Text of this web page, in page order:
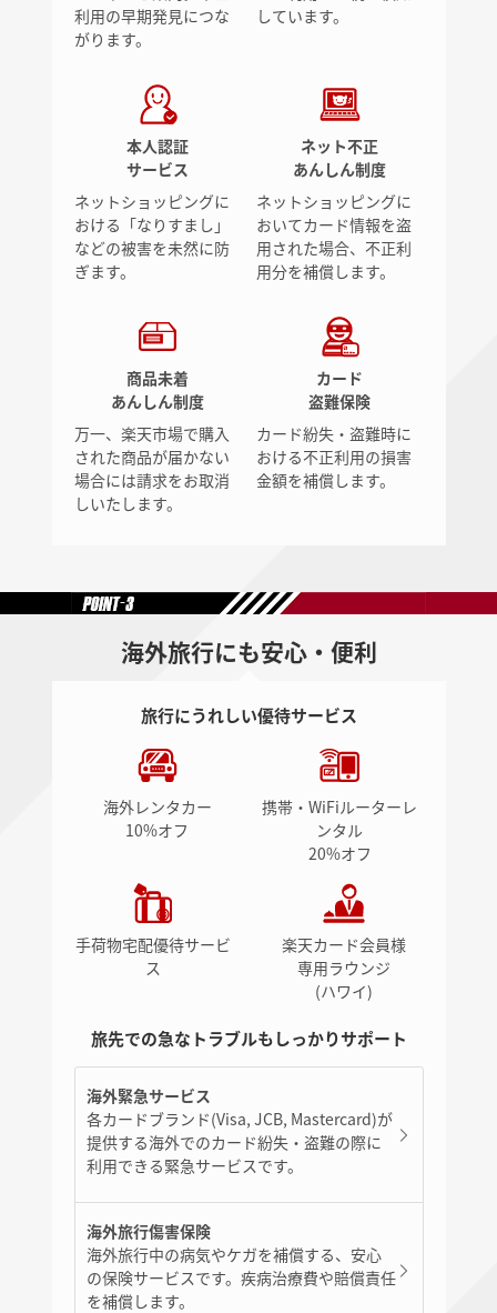
利用の早期発見につな
がります。
しています。
本人認証
サービス
ネットショッピングに
おける「なりすまし」
などの被害を未然に防
ぎます。
ネット不正
あんしん制度
ネットショッピングに
おいてカード情報を盗
用された場合、不正利
用分を補償します。
商品未着
あんしん制度
万一、楽天市場で購入
された商品が届かない
場合には請求をお取消
しいたします。
カード
盗難保険
カード紛失・盗難時に
おける不正利用の損害
金額を補償します。
海外旅行にも安心・便利
旅行にうれしい優待サービス
海外レンタカー
10%オフ
携帯・WiFiルーターレ
ンタル
20%オフ
手荷物宅配優待サービ
ス
楽天カード会員様
専用ラウンジ
(ハワイ)
旅先での急なトラブルもしっかりサポート
海外緊急サービス
各カードブランド(Visa, JCB, Mastercard)が
提供する海外でのカード紛失・盗難の際に
利用できる緊急サービスです。
海外旅行傷害保険
海外旅行中の病気やケガを補償する、安心
の保険サービスです。疾病治療費や賠償責任
を補償します。